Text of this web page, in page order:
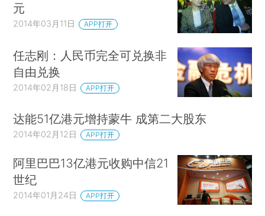
元
2014年03月11日 APP打开
任志刚：人民币完全可兑换非
自由兑换
2014年02月18日 APP打开
达能51亿港元增持蒙牛 成第二大股东
2014年02月12日 APP打开
阿里巴巴13亿港元收购中信21
世纪
2014年01月24日 APP打开